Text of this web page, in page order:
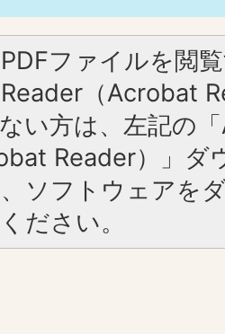
PDFファイルを閲
Reader（Acrobat
い方は、左記の
Reader）」ダ
ソフトウェアを
ださい。